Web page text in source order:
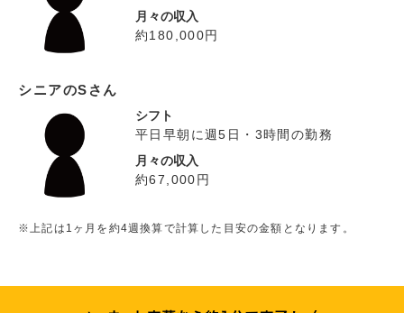
月々の収入
約180,000円
シニアのSさん
シフト
平日早朝に週5日・3時間の勤務
月々の収入
約67,000円
※上記は1ヶ月を約4週換算で計算した目安の金額となります。